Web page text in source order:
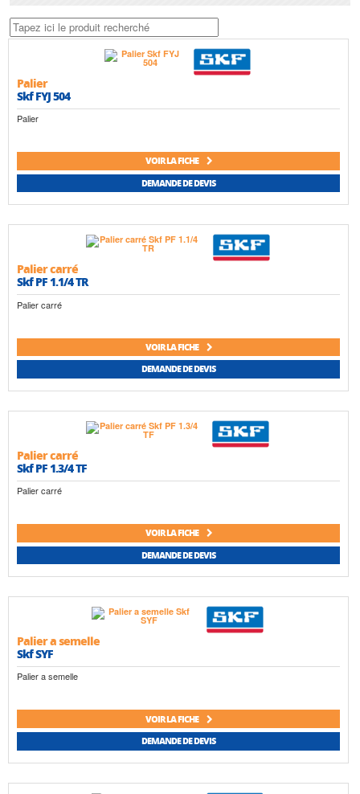
Palier
Skf FYJ 504
Palier
VOIR LA FICHE
DEMANDE DE DEVIS
Palier carré
Skf PF 1.1/4 TR
Palier carré
VOIR LA FICHE
DEMANDE DE DEVIS
Palier carré
Skf PF 1.3/4 TF
Palier carré
VOIR LA FICHE
DEMANDE DE DEVIS
Palier a semelle
Skf SYF
Palier a semelle
VOIR LA FICHE
DEMANDE DE DEVIS